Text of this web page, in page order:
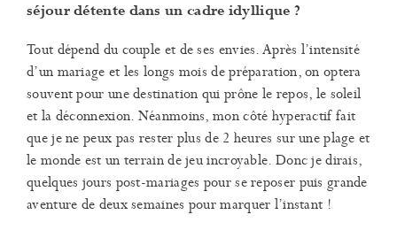
séjour détente dans un cadre idyllique ?
Tout dépend du couple et de ses envies. Après l’intensité
d’un mariage et les longs mois de préparation, on optera
souvent pour une destination qui prône le repos, le soleil
et la déconnexion. Néanmoins, mon côté hyperactif fait
que je ne peux pas rester plus de 2 heures sur une plage et
le monde est un terrain de jeu incroyable. Donc je dirais,
quelques jours post-mariages pour se reposer puis grande
aventure de deux semaines pour marquer l’instant !